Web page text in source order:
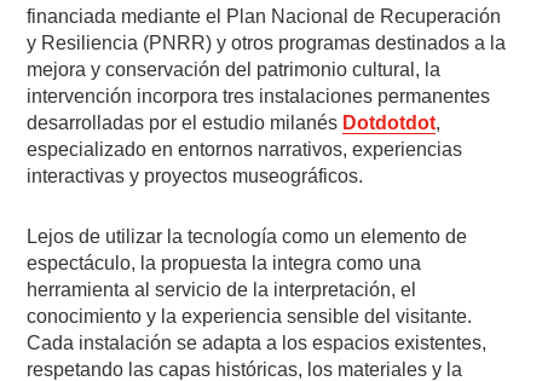
financiada mediante el Plan Nacional de Recuperación
y Resiliencia (PNRR) y otros programas destinados a la
mejora y conservación del patrimonio cultural, la
intervención incorpora tres instalaciones permanentes
desarrolladas por el estudio milanés Dotdotdot,
especializado en entornos narrativos, experiencias
interactivas y proyectos museográficos.
Lejos de utilizar la tecnología como un elemento de
espectáculo, la propuesta la integra como una
herramienta al servicio de la interpretación, el
conocimiento y la experiencia sensible del visitante.
Cada instalación se adapta a los espacios existentes,
respetando las capas históricas, los materiales y la